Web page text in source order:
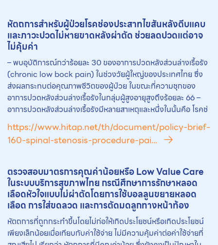
หัตถการสำหรับผู้ป่วยโรคช่องประสาทไขสันหลังตีบแคบ
และภาวะปวดไม่หายขาดหลังผ่าตัด ช่วยลดปวดแต่อาจ
ไม่คุ้มค่า
– พบอุบัติการณ์กว่าร้อยละ 30 ของอาการปวดหลังส่วนล่างเรื้อรัง
(chronic low bock pain) ในช่วงวัยผู้ใหญ่ของประเทศไทย ซึ่ง
ส่งผลกระทบต่อคุณภาพชีวิตของผู้ป่วย ในขณะที่ความชุกของ
อาการปวดหลังส่วนล่างเรื้อรังในกลุ่มผู้สูงอายุสูงถึงร้อยละ 66 –
อาการปวดหลังส่วนล่างเรื้อรังมีหลายสาเหตุและหนึ่งในนั้นคือ โรคช่
https://www.hitap.net/th/document/policy-brief-
160-spinal-stenosis-procedure-pai...
ตรวจสอบมาตรการคุณค่าน้อยหรือ Low Value Care
ในระบบบริการสุขภาพไทย กรณีศึกษาการรักษาหลอด
เลือดหัวใจแบบไม่ผ่าตัดโดยการใช้บอลลูนขยายหลอด
เลือด การใส่ขดลวด และการตัดมดลูกทางหน้าท้อง
หัตถการที่ถูกกระทำขึ้นโดยไม่ก่อให้เกิดประโยชน์หรือเกิดประโยชน์
เพียงเล็กน้อยเมื่อเทียบกับค่าใช้จ่าย ไม่มีความคุ้มค่าต่อค่าใช้จ่ายที่